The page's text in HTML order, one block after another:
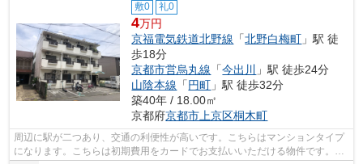
敷0 礼0
4万円
京福電気鉄道北野線 「北野白梅町 」駅 徒
歩18分
京都市営烏丸線 「今出川
」駅 徒歩24分
山陰本線 「円町 」駅 徒歩32分
築40年 / 18.00㎡
京都府京都市上京区桐木町
周辺に駅が二つあり、交通の利便性が高いです。こちらはマンションタイプ
になります。こちらは初期費用をカードでお支払いいただける物件です。当